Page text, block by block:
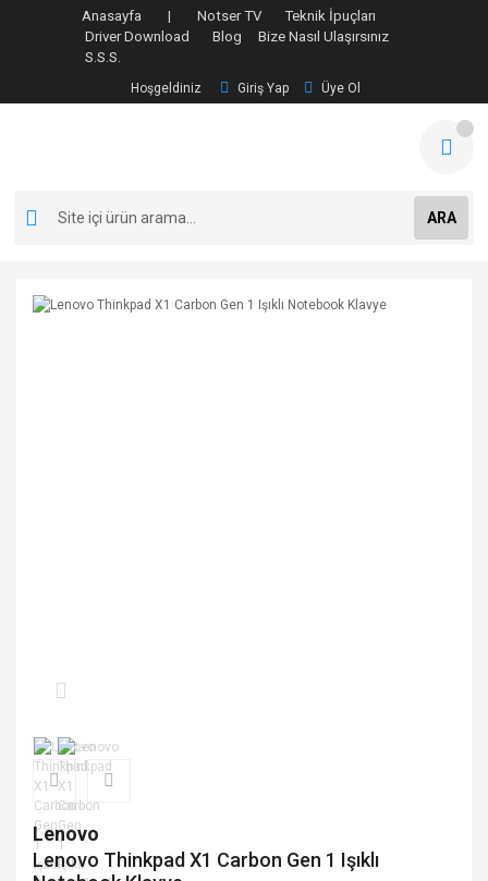
Anasayfa | Notser TV
Teknik İpuçları
Driver Download
Blog
Bize Nasıl Ulaşırsınız
S.S.S.
Hoşgeldiniz Giriş Yap Üye Ol
ARA
Lenovo
Lenovo Thinkpad X1 Carbon Gen 1 Işıklı